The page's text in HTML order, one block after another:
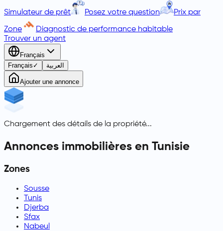
Simulateur de prêt Posez votre question Prix par
Zone
Diagnostic de performance habitable
Trouver un agent
Français
Français ✓ العربية
Ajouter une annonce
Chargement des détails de la propriété...
Annonces immobilières en Tunisie
Zones
Sousse
Tunis
Djerba
Sfax
Nabeul